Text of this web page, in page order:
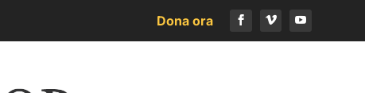
Dona ora